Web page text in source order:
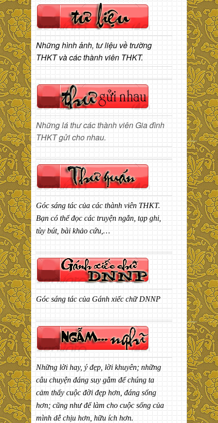
Những hình ảnh, tư liệu về trường
THKT và các thành viên THKT.
Những lá thư các thành viên Gia đình
THKT gửi cho nhau.
Góc sáng tác của các thành viên THKT.
Bạn có thể đọc các truyện ngắn, tạp ghi,
tùy bút, bài khảo cứu,…
Góc sáng tác của Gánh xiếc chữ DNNP
Những lời hay, ý đẹp, lời khuyên; những
câu chuyện đáng suy gẫm để chúng ta
cảm thấy cuộc đời đẹp hơn, đáng sống
hơn; cũng như để làm cho cuộc sống của
mình dễ chịu hơn, hữu ích hơn.